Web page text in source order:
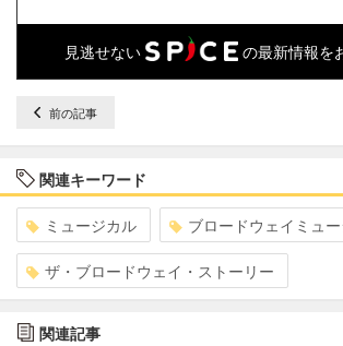
見逃せない の最新情報を
前の記事
関連キーワード
ミュージカル ブロードウェイミュ
ザ・ブロードウェイ・ストーリー
関連記事